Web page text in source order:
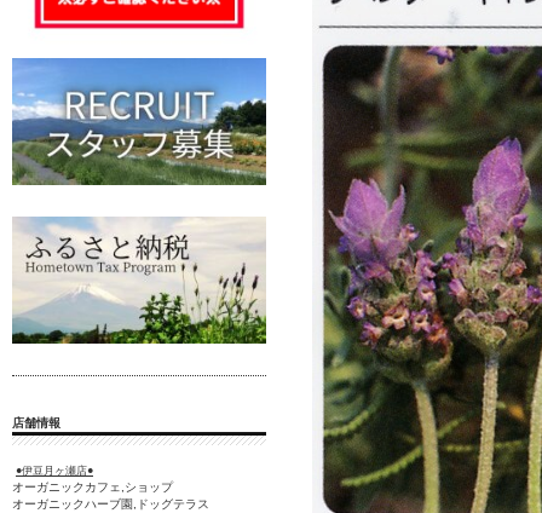
店舗情報
●伊豆月ヶ瀬店●
オーガニックカフェ,ショップ
オーガニックハーブ園,ドッグテラス